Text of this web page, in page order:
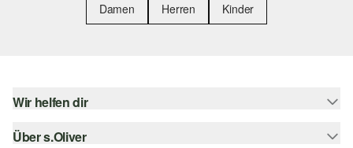
Damen Herren Kinder
Wir helfen dir
Hilfe & FAQ
Über s.Oliver